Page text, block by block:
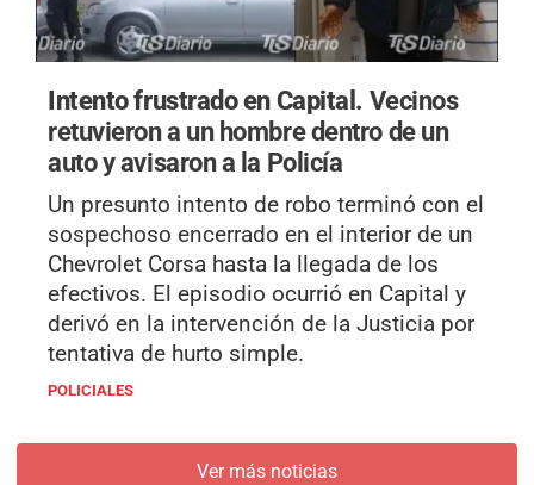
Intento frustrado en Capital. Vecinos
retuvieron a un hombre dentro de un
auto y avisaron a la Policía
Un presunto intento de robo terminó con el
sospechoso encerrado en el interior de un
Chevrolet Corsa hasta la llegada de los
efectivos. El episodio ocurrió en Capital y
derivó en la intervención de la Justicia por
tentativa de hurto simple.
POLICIALES
Ver más noticias